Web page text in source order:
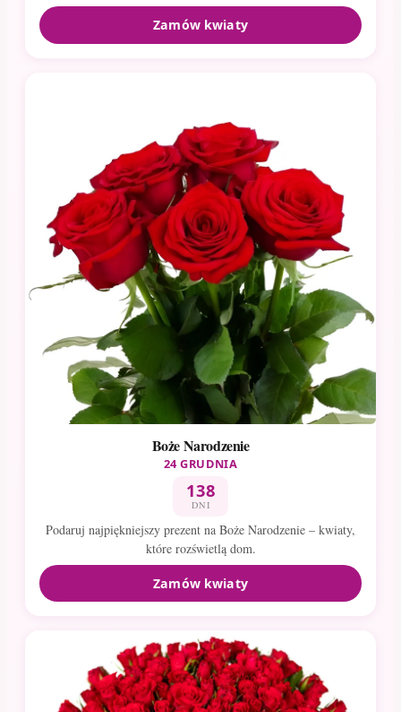
Zamów kwiaty
Boże Narodzenie
24 GRUDNIA
138
DNI
Podaruj najpiękniejszy prezent na Boże Narodzenie – kwiaty,
które rozświetlą dom.
Zamów kwiaty